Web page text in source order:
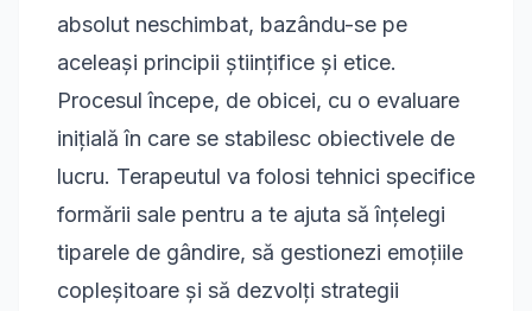
absolut neschimbat, bazându-se pe
aceleași principii științifice și etice.
Procesul începe, de obicei, cu o evaluare
inițială în care se stabilesc obiectivele de
lucru. Terapeutul va folosi tehnici specifice
formării sale pentru a te ajuta să înțelegi
tiparele de gândire, să gestionezi emoțiile
copleșitoare și să dezvolți strategii